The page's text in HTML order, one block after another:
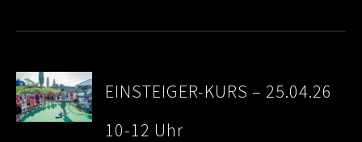
EINSTEIGER-KURS – 25.04.26
10-12 Uhr